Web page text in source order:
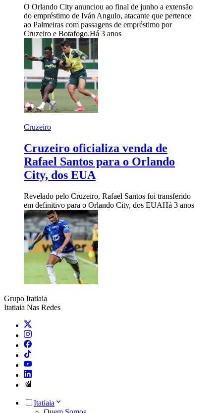
O Orlando City anunciou ao final de junho a extensão
do empréstimo de Iván Angulo, atacante que pertence
ao Palmeiras com passagens de empréstimo por
Cruzeiro e Botafogo.Há 3 anos
Cruzeiro
Cruzeiro oficializa venda de
Rafael Santos para o Orlando
City, dos EUA
Revelado pelo Cruzeiro, Rafael Santos foi transferido
em definitivo para o Orlando City, dos EUAHá 3 anos
Grupo Itatiaia
Itatiaia Nas Redes
Itatiaia